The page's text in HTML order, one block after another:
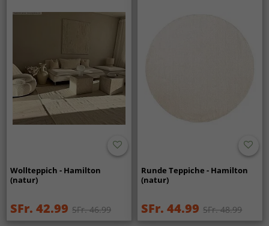
Wollteppich - Hamilton
(natur)
SFr. 42.99 SFr. 46.99
Runde Teppiche - Hamilton
(natur)
SFr. 44.99 SFr. 48.99